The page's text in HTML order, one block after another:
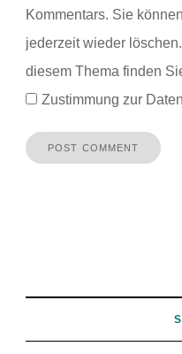
Kommentars. Sie
jederzeit wieder
diesem Thema finden
Zustimmung zur